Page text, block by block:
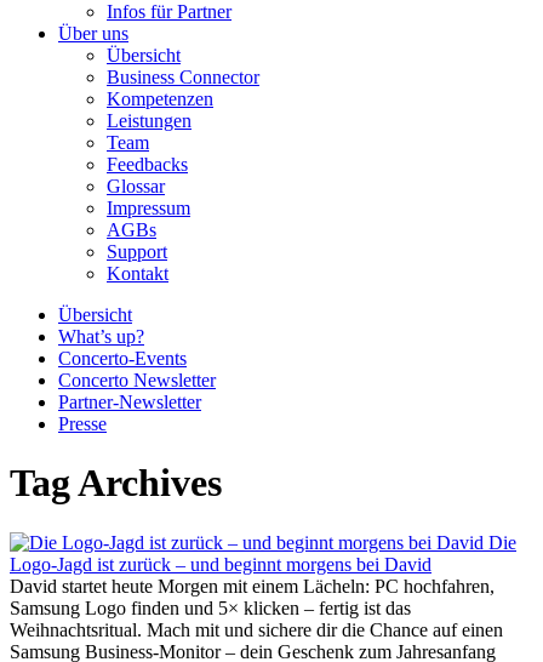
Infos für Partner
Über uns
Übersicht
Business Connector
Kompetenzen
Leistungen
Team
Feedbacks
Glossar
Impressum
AGBs
Support
Kontakt
Übersicht
What’s up?
Concerto-Events
Concerto Newsletter
Partner-Newsletter
Presse
Tag Archives
Die
Logo-Jagd ist zurück – und beginnt morgens bei David
David startet heute Morgen mit einem Lächeln: PC hochfahren,
Samsung Logo finden und 5× klicken – fertig ist das
Weihnachtsritual. Mach mit und sichere dir die Chance auf einen
Samsung Business-Monitor – dein Geschenk zum Jahresanfang